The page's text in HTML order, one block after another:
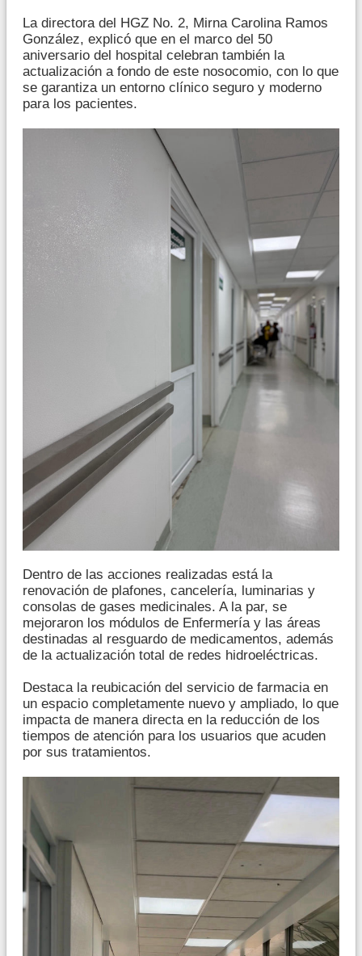
La directora del HGZ No. 2, Mirna Carolina Ramos
González, explicó que en el marco del 50
aniversario del hospital celebran también la
actualización a fondo de este nosocomio, con lo que
se garantiza un entorno clínico seguro y moderno
para los pacientes.
Dentro de las acciones realizadas está la
renovación de plafones, cancelería, luminarias y
consolas de gases medicinales. A la par, se
mejoraron los módulos de Enfermería y las áreas
destinadas al resguardo de medicamentos, además
de la actualización total de redes hidroeléctricas.
Destaca la reubicación del servicio de farmacia en
un espacio completamente nuevo y ampliado, lo que
impacta de manera directa en la reducción de los
tiempos de atención para los usuarios que acuden
por sus tratamientos.